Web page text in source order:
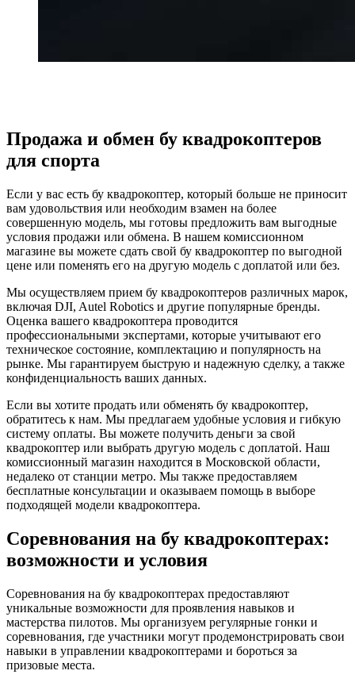
Продажа и обмен бу квадрокоптеров
для спорта
Если у вас есть бу квадрокоптер, который больше не приносит
вам удовольствия или необходим взамен на более
совершенную модель, мы готовы предложить вам выгодные
условия продажи или обмена. В нашем комиссионном
магазине вы можете сдать свой бу квадрокоптер по выгодной
цене или поменять его на другую модель с доплатой или без.
Мы осуществляем прием бу квадрокоптеров различных марок,
включая DJI, Autel Robotics и другие популярные бренды.
Оценка вашего квадрокоптера проводится
профессиональными экспертами, которые учитывают его
техническое состояние, комплектацию и популярность на
рынке. Мы гарантируем быструю и надежную сделку, а также
конфиденциальность ваших данных.
Если вы хотите продать или обменять бу квадрокоптер,
обратитесь к нам. Мы предлагаем удобные условия и гибкую
систему оплаты. Вы можете получить деньги за свой
квадрокоптер или выбрать другую модель с доплатой. Наш
комиссионный магазин находится в Московской области,
недалеко от станции метро. Мы также предоставляем
бесплатные консультации и оказываем помощь в выборе
подходящей модели квадрокоптера.
Соревнования на бу квадрокоптерах:
возможности и условия
Соревнования на бу квадрокоптерах предоставляют
уникальные возможности для проявления навыков и
мастерства пилотов. Мы организуем регулярные гонки и
соревнования, где участники могут продемонстрировать свои
навыки в управлении квадрокоптерами и бороться за
призовые места.